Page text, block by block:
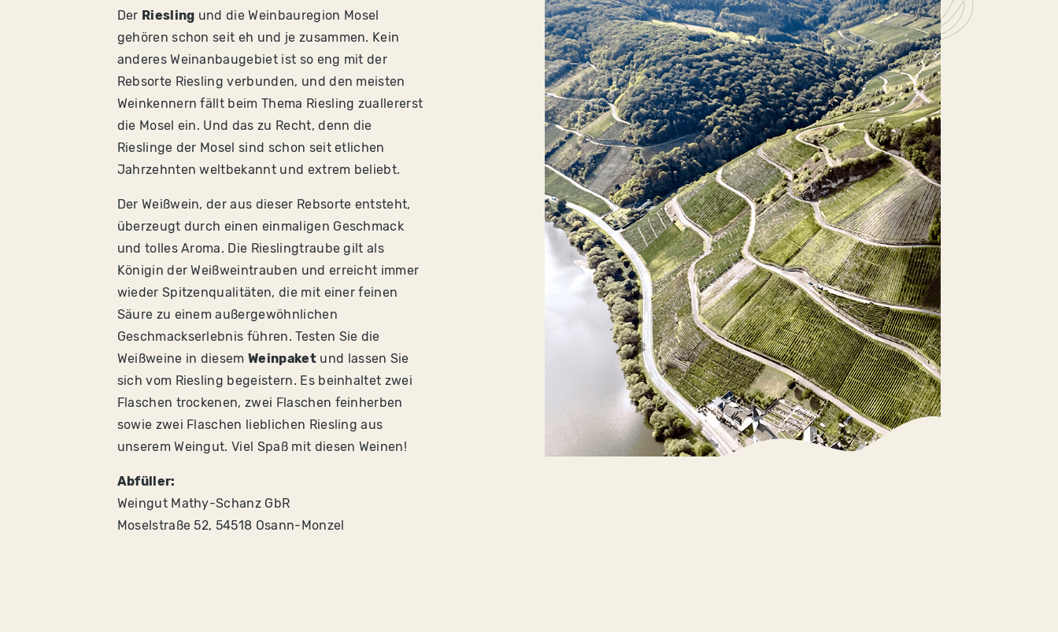
Der Riesling und die Weinbauregion Mosel
gehören schon seit eh und je zusammen. Kein
anderes Weinanbaugebiet ist so eng mit der
Rebsorte Riesling verbunden, und den meisten
Weinkennern fällt beim Thema Riesling zuallererst
die Mosel ein. Und das zu Recht, denn die
Rieslinge der Mosel sind schon seit etlichen
Jahrzehnten weltbekannt und extrem beliebt.
Der Weißwein, der aus dieser Rebsorte entsteht,
überzeugt durch einen einmaligen Geschmack
und tolles Aroma. Die Rieslingtraube gilt als
Königin der Weißweintrauben und erreicht immer
wieder Spitzenqualitäten, die mit einer feinen
Säure zu einem außergewöhnlichen
Geschmackserlebnis führen. Testen Sie die
Weißweine in diesemWeinpaketund lassen Sie
sich vom Riesling begeistern. Es beinhaltet zwei
Flaschen trockenen, zwei Flaschen feinherben
sowie zwei Flaschen lieblichen Riesling aus
unserem Weingut. Viel Spaß mit diesen Weinen!
Abfüller:
Weingut Mathy-Schanz GbR
Moselstraße 52, 54518 Osann-Monzel